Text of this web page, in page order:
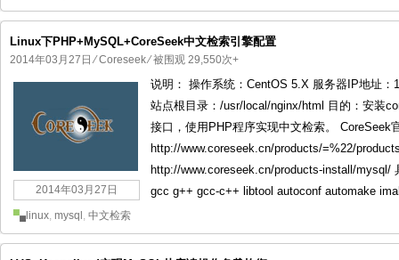
Linux下PHP+MySQL+CoreSeek中文检索引擎配置
2014年03月27日 ⁄Coreseek⁄ 被围观 29,550次+
2014年03月27日
说明： 操作系统：CentOS 5.X 服务器IP地址
站点根目录：/usr/local/nginx/html 目的：安装
接口，使用PHP程序实现中文检索。 CoreSeek
http://www.coreseek.cn/products/=%22/
http://www.coreseek.cn/products-install/
gcc g++ gcc-c++ libtool autoconf automake
linux, mysql , 中文检索